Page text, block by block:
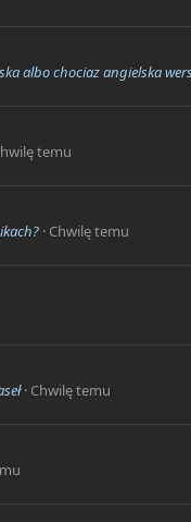
albo chociaz angielska
temu
Chwilę temu
Chwilę temu